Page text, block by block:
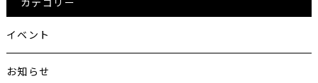
イベント
お知らせ